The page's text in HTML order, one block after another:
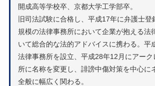
開成高等学校卒、京都大学工学部卒。
旧司法試験に合格し、平成17年に弁護士登
規模の法律事務所において企業が抱える法
いて総合的な法的アドバイスに携わる。平
法律事務所を設立、平成28年12月にアーク
所に名称を変更し、誹謗中傷対策を中心に
全般に幅広く関わる。